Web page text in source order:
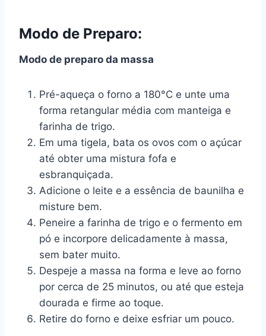
Modo de Preparo:
Modo de preparo da massa
Pré-aqueça o forno a 180°C e unte uma
forma retangular média com manteiga e
farinha de trigo.
Em uma tigela, bata os ovos com o açúcar
até obter uma mistura fofa e
esbranquiçada.
Adicione o leite e a essência de baunilha e
misture bem.
Peneire a farinha de trigo e o fermento em
pó e incorpore delicadamente à massa,
sem bater muito.
Despeje a massa na forma e leve ao forno
por cerca de 25 minutos, ou até que esteja
dourada e firme ao toque.
Retire do forno e deixe esfriar um pouco.